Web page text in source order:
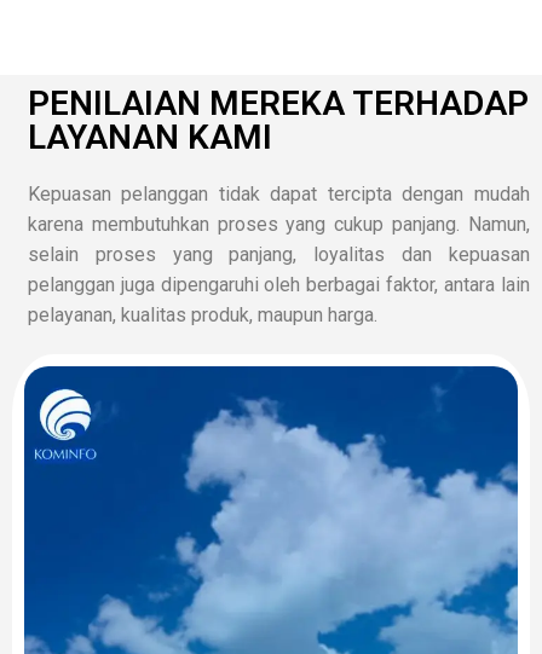
PENILAIAN MEREKA TERHADAP
LAYANAN KAMI
Kepuasan pelanggan tidak dapat tercipta dengan mudah
karena membutuhkan proses yang cukup panjang. Namun,
selain proses yang panjang, loyalitas dan kepuasan
pelanggan juga dipengaruhi oleh berbagai faktor, antara lain
pelayanan, kualitas produk, maupun harga.